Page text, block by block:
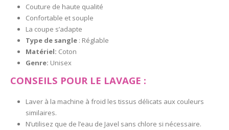
Couture de haute qualité
Confortable et souple
La coupe s’adapte
Type de sangle : Réglable
Matériel: Coton
Genre: Unisex
CONSEILS POUR LE LAVAGE :
Laver à la machine à froid les tissus délicats aux couleurs
similaires.
N’utilisez que de l’eau de Javel sans chlore si nécessaire.